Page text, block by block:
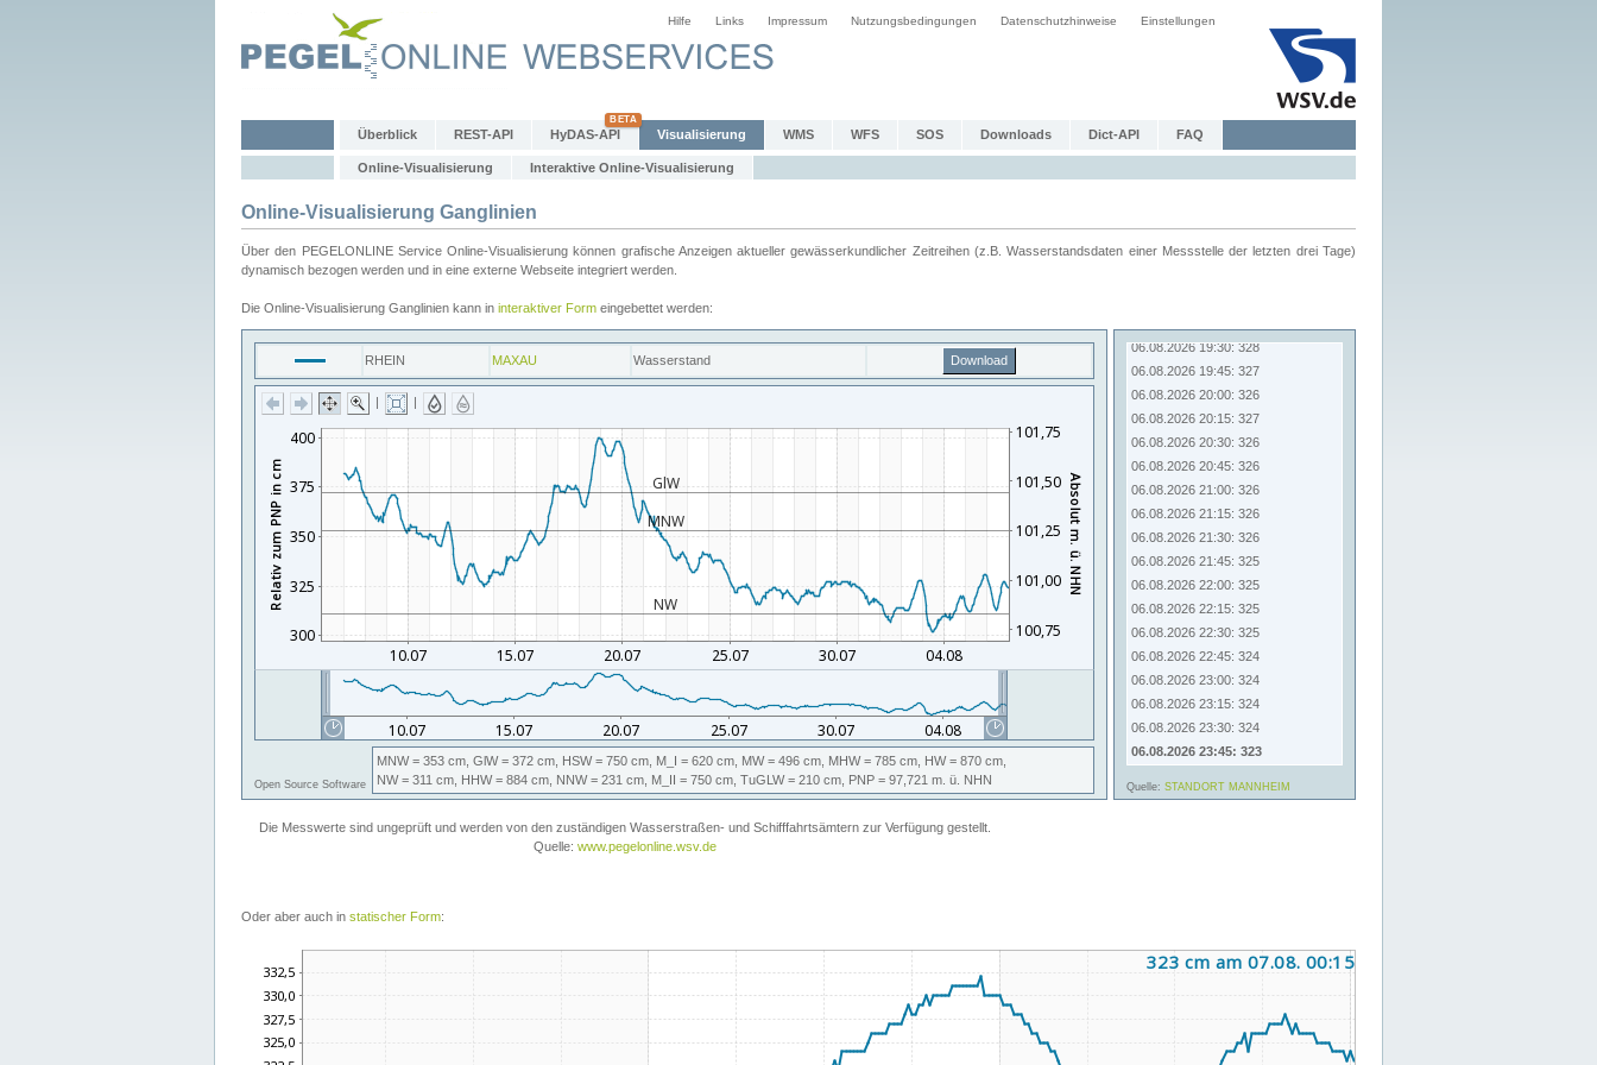
Hilfe Links Impressum Nutzungsbedingungen Datenschutzhinweise Einstellungen
Überblick REST-API HyDAS-API Visualisierung WMS WFS SOS Downloads Dict-API FAQ
Online-Visualisierung Interaktive Online-Visualisierung
Online-Visualisierung Ganglinien
Über den PEGELONLINE Service Online-Visualisierung können grafische Anzeigen aktueller gewässerkundlicher Zeitreihen (z.B. Wasserstandsdaten einer Messstelle der letzten drei Tage)
dynamisch bezogen werden und in eine externe Webseite integriert werden.
Die Online-Visualisierung Ganglinien kann in interaktiver Form eingebettet werden:
Oder aber auch in statischer Form: